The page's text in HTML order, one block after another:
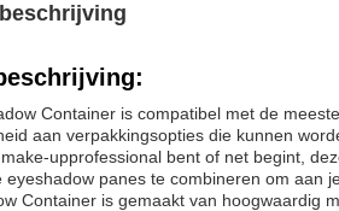
Container is compatibel met de
aan verpakkingsopties die kunnen
upprofessional bent of net begint,
eyeshadow panes te combineren om aan
Container is gemaakt van hoogwaardig